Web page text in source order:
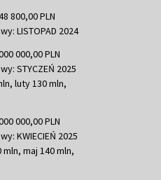
800,00 PLN
LISTOPAD 2024
000,00 PLN
STYCZEŃ 2025
luty 130 mln,
000,00 PLN
KWIECIEŃ 2025
maj 140 mln,